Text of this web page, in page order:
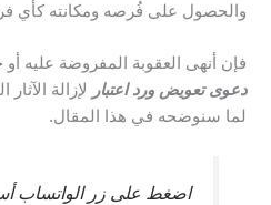
والحصول على فُرصه ومكانته كأي
فإن أنهى العقوبة المفروضة عليه
دعوى تعويض ورد اعتبار
لإزالة
لما سنوضحه في هذا المقال.
اضغط على زر الواتساب